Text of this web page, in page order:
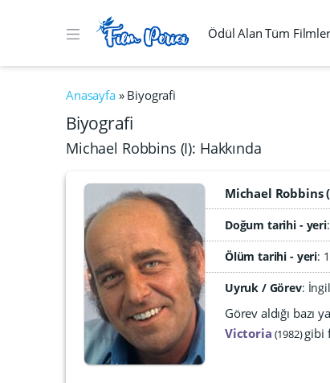
Ödül Alan Tüm Filmler
Anasayfa» Biyografi
Biyografi
Michael Robbins (I): Hakkında
Michael Robbins
Doğum tarihi - yeri
Ölüm tarihi - yeri:
Uyruk / Görev:
Görev aldığı bazı
Victoria 1982 gibi